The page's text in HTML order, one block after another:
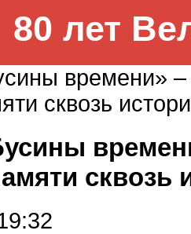
80 лет
сквозь